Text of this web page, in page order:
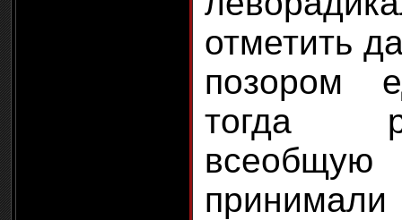
отметить
позором
тогда